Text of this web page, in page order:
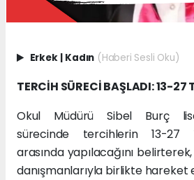
Erkek | Kadın (Haberi Sesli Oku)
TERCİH SÜRECİ BAŞLADI: 13-27
Okul Müdürü Sibel Burç
sürecinde tercihlerin 13-27
arasında yapılacağını
danışmanlarıyla birlikte hareket